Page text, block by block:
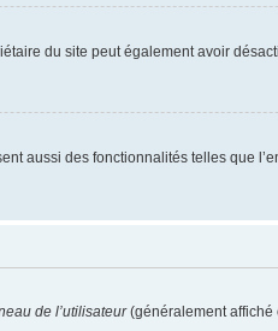
du site peut également avoir
aussi des fonctionnalités telles que
de l’utilisateur(généralement affiché